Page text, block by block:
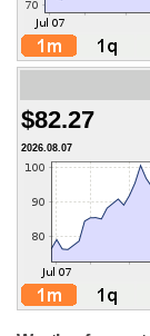
$82.27
2026.08.07